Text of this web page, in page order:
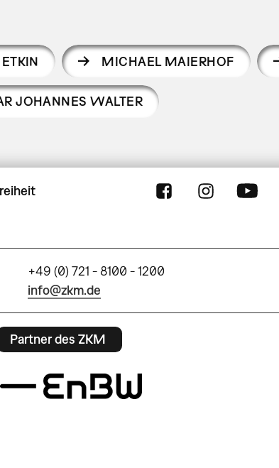
MICHAEL MAIERHOF
JOHANNES WALTER
+49 (0) 721 - 8100 - 1200
info@zkm.de
Partner des ZKM